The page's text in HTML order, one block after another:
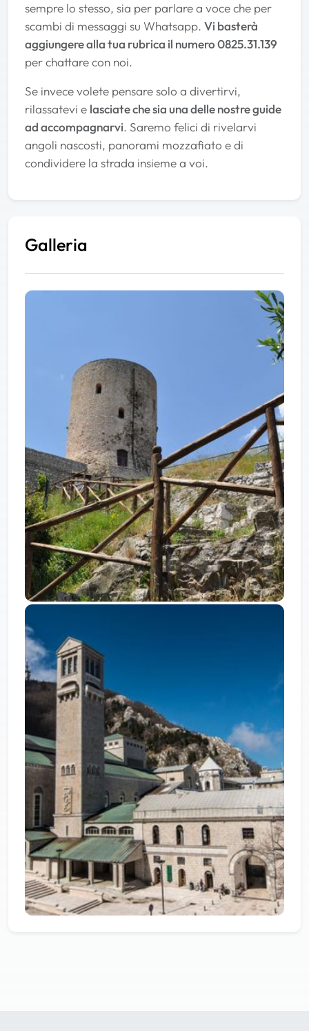
sempre lo stesso, sia per parlare a voce che per
scambi di messaggi su Whatsapp. Vi basterà
aggiungere alla tua rubrica il numero 0825.31.139
per chattare con noi.
Se invece volete pensare solo a divertirvi,
rilassatevi e lasciate che sia una delle nostre guide
ad accompagnarvi. Saremo felici di rivelarvi
angoli nascosti, panorami mozzafiato e di
condividere la strada insieme a voi.
Galleria